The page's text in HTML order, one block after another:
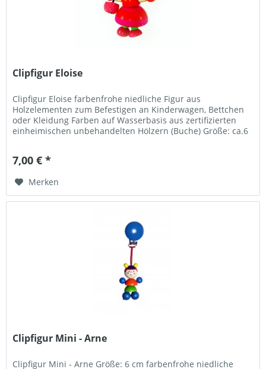
Clipfigur Eloise
Clipfigur Eloise farbenfrohe niedliche Figur aus
Holzelementen zum Befestigen an Kinderwagen, Bettchen
oder Kleidung Farben auf Wasserbasis aus zertifizierten
einheimischen unbehandelten Hölzern (Buche) Größe: ca.6
7,00 € *
Merken
Clipfigur Mini - Arne
Clipfigur Mini - Arne Größe: 6 cm farbenfrohe niedliche